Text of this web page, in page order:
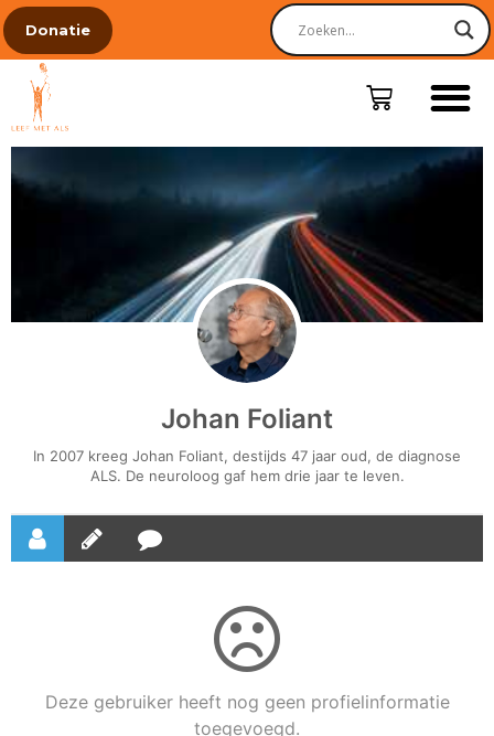
Donatie
Johan Foliant
In 2007 kreeg Johan Foliant, destijds 47 jaar oud, de diagnose
ALS. De neuroloog gaf hem drie jaar te leven.
Deze gebruiker heeft nog geen profielinformatie
toegevoegd.